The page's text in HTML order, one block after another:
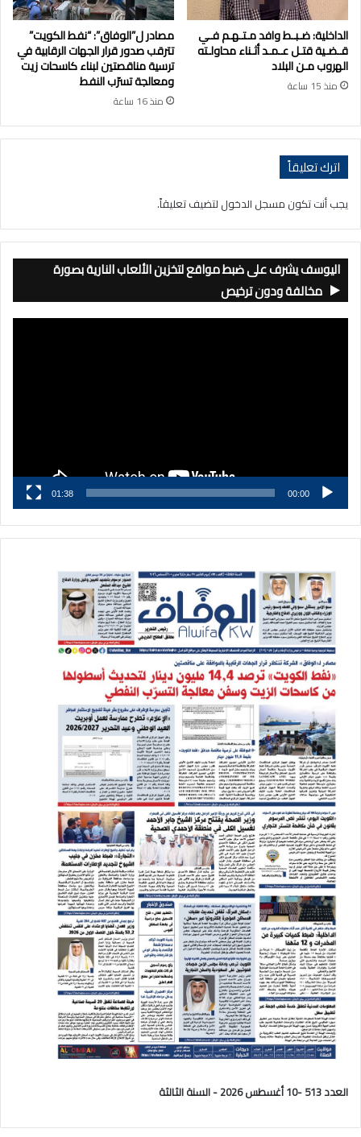
الداخلية: ضـبـط وافد مـتـهـم فـي
قـضـية قتـل عـمـد أثـناء محاولـته
الهروب مـن البلاد
منذ 15 ساعة
مصادر ل”الوفاق”: “نفط الكويت”
تترقب صدور قرار الجهات الرقابية في
ترسية مناقصتين لبناء كاسحات زيت
ومعالجة تسرّب النفط
منذ 16 ساعة
اترك تعليقاً
يجب أنت تكون مسجل الدخول لتضيف تعليقاً.
اليوسف يشرف على ضبط مواقع لتخزين الألعاب النارية بصورة
مخالفة ودون ترخيص
00:00
01:38
العدد 513 -10 أغسطس 2026 - السنة الثالثة